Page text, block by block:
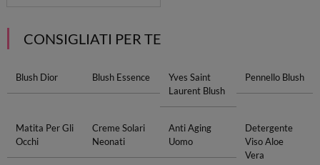
CONSIGLIATI PER TE
Blush Dior Blush Essence
Yves Saint
Laurent Blush
Pennello Blush
Matita Per Gli
Occhi
Creme Solari
Neonati
Anti Aging
Uomo
Detergente
Viso Aloe
Vera